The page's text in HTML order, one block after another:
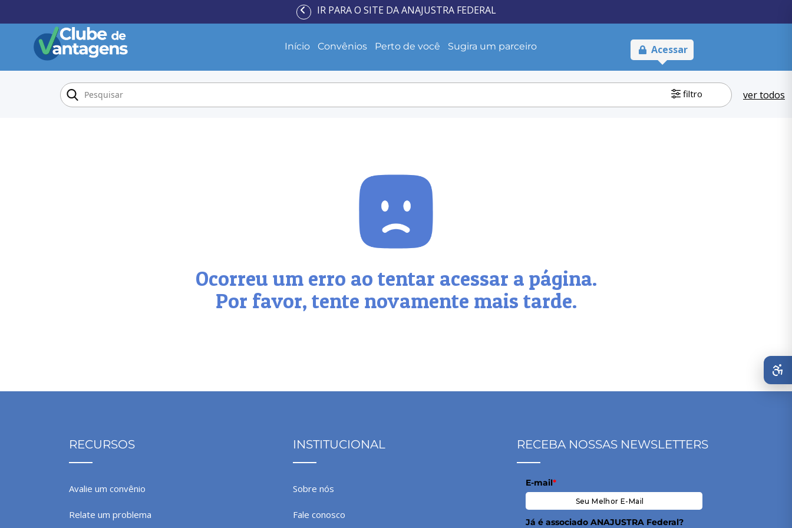
IR PARA O SITE DA ANAJUSTRA FEDERAL
Início Convênios Perto de você Sugira um parceiro Acessar
filtro ver todos
Ocorreu um erro ao tentar acessar a página.
Por favor, tente novamente mais tarde.
RECURSOS
Avalie um convênio
Relate um problema
INSTITUCIONAL
Sobre nós
Fale conosco
RECEBA NOSSAS NEWSLETTERS
E-mail*
Já é associado ANAJUSTRA Federal?